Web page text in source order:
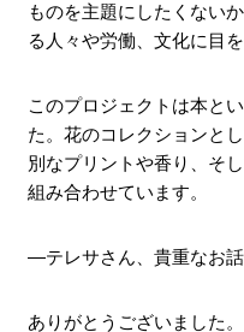
ものを主題にしたくない
る人々や労働、文化に目
このプロジェクトは本と
た。花のコレクションと
別なプリントや香り、そ
組み合わせています。
―テレサさん、貴重なお話
ありがとうございました。